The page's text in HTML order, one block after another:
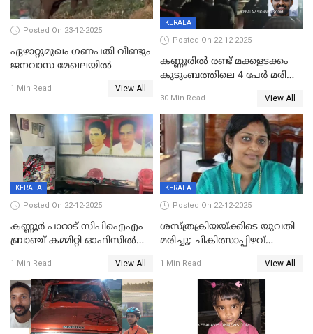
Posted On 23-12-2025
ഏഴാറ്റുമുഖം ഗണപതി വീണ്ടും
ജനവാസ മേഖലയിൽ
1 Min Read View All
KERALA
Posted On 22-12-2025
കണ്ണൂരിൽ രണ്ട് മക്കളടക്കം
കുടുംബത്തിലെ 4 പേർ മരിച്ച
30 Min Read View All
KERALA
Posted On 22-12-2025
കണ്ണൂർ പാറാട് സിപിഐഎം
ബ്രാഞ്ച് കമ്മിറ്റി ഓഫിസിൽ
ചിത്രങ്ങളടക്കം കത്തിയ
നിലയിൽ
1 Min Read View All
KERALA
Posted On 22-12-2025
ശസ്ത്രക്രിയയ്‌ക്കിടെ യുവതി
മരിച്ചു; ചികിത്സാപ്പിഴവ്
സംഭവം മാവേലിക്കരയിൽ
1 Min Read View All